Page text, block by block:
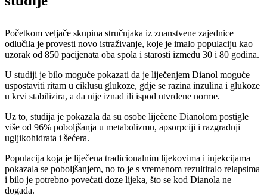
Početkom veljače skupina stručnjaka iz znanstvene zajednice
odlučila je provesti novo istraživanje, koje je imalo populaciju kao
uzorak od 850 pacijenata oba spola i starosti između 30 i 80 godina.
U studiji je bilo moguće pokazati da je liječenjem Dianol moguće
uspostaviti ritam u ciklusu glukoze, gdje se razina inzulina i glukoze
u krvi stabilizira, a da nije iznad ili ispod utvrđene norme.
Uz to, studija je pokazala da su osobe liječene Dianolom postigle
više od 96% poboljšanja u metabolizmu, apsorpciji i razgradnji
ugljikohidrata i šećera.
Populacija koja je liječena tradicionalnim lijekovima i injekcijama
pokazala se poboljšanjem, no to je s vremenom rezultiralo relapsima
i bilo je potrebno povećati doze lijeka, što se kod Dianola ne
događa.